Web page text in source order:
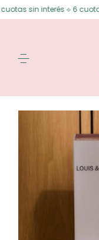
⟡ 6 cuotas sin